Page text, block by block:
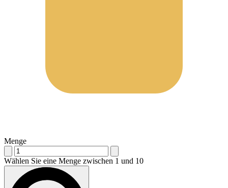
Menge
Wählen Sie eine Menge zwischen 1 und 10